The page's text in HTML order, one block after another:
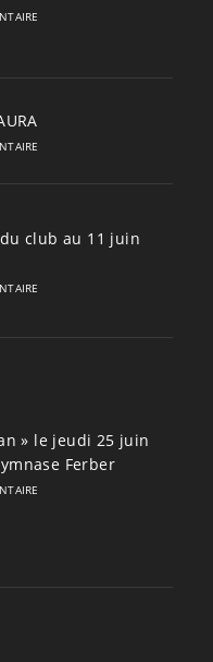
club au 11 juin
» le jeudi 25 juin
Ferber